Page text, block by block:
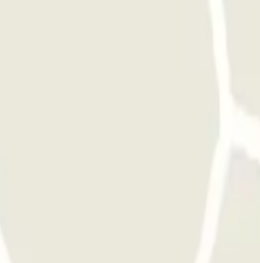
di controllo con la tua prenotazione